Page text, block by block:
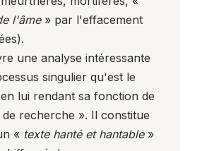
l'âme» par l'effacement
une analyse intéressante
singulier qu'est le
lui rendant sa fonction de
recherche ». Il constitue
« texte hanté et hantable »